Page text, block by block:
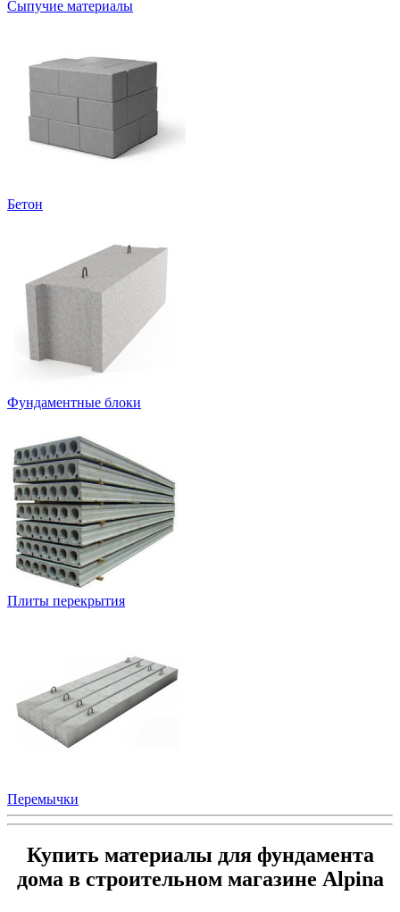
Сыпучие материалы
Бетон
Фундаментные блоки
Плиты перекрытия
Перемычки
Купить материалы для фундамента
дома в строительном магазине Alpina